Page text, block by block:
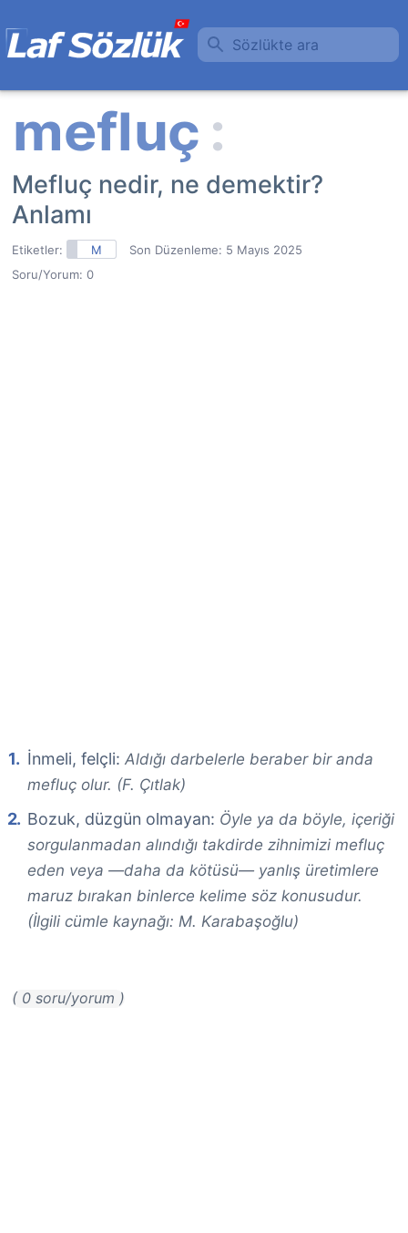
Sözlükte ara
Mefluç nedir, ne demektir?
Anlamı
Etiketler: M Son Düzenleme: 5 Mayıs 2025
Soru/Yorum: 0
İnmeli, felçli: Aldığı darbelerle beraber bir anda
mefluç olur. (F. Çıtlak)
Bozuk, düzgün olmayan: Öyle ya da böyle, içeriği
sorgulanmadan alındığı takdirde zihnimizi mefluç
eden veya —daha da kötüsü— yanlış üretimlere
maruz bırakan binlerce kelime söz konusudur.
(İlgili cümle kaynağı: M. Karabaşoğlu)
( 0 soru/yorum )